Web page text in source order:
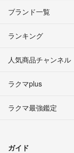
ブランド一覧
ランキング
人気商品チャンネル
ラクマplus
ラクマ最強鑑定
ガイド